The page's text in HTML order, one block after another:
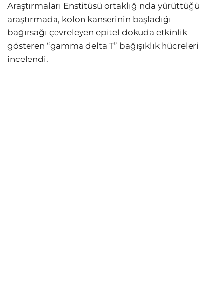
Araştırmaları Enstitüsü ortaklığında yürüttüğü
araştırmada, kolon kanserinin başladığı
bağırsağı çevreleyen epitel dokuda etkinlik
gösteren “gamma delta T” bağışıklık hücreleri
incelendi.